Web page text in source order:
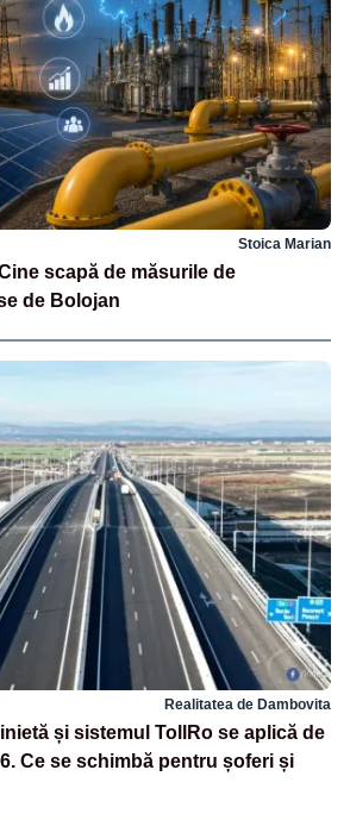
Stoica Marian
scapă de măsurile de
de Bolojan
Realitatea de Dambovita
și sistemul TollRo se aplică de
Ce se schimbă pentru șoferi și